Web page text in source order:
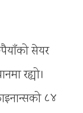
सेयर
रह्यो।
८४